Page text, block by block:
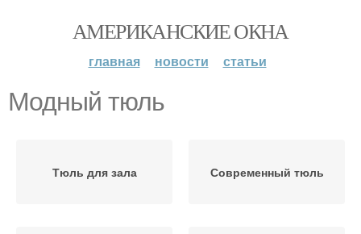
АМЕРИКАНСКИЕ ОКНА
главная новости статьи
Модный тюль
Тюль для зала Современный тюль